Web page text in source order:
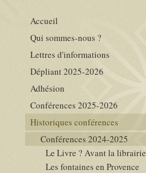
Accueil
Qui sommes-nous ?
Lettres d'informations
Dépliant 2025-2026
Adhésion
Conférences 2025-2026
Historiques conférences
Conférences 2024-2025
Le Livre ? Avant la librairie
Les fontaines en Provence